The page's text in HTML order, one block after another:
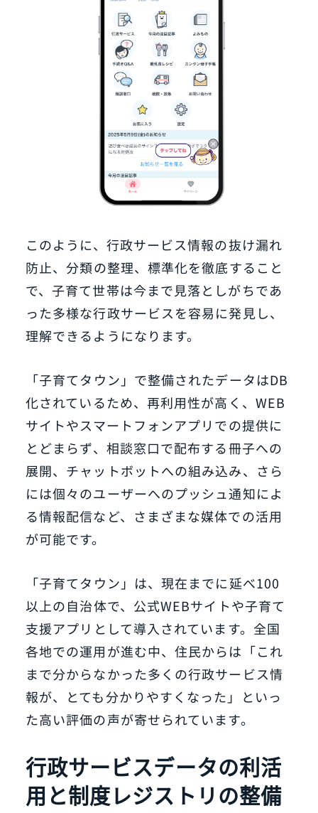
このように、行政サービス情報の抜け漏れ
防止、分類の整理、標準化を徹底すること
で、子育て世帯は今まで見落としがちであ
った多様な行政サービスを容易に発見し、
理解できるようになります。
「子育てタウン」で整備されたデータはDB
化されているため、再利用性が高く、WEB
サイトやスマートフォンアプリでの提供に
とどまらず、相談窓口で配布する冊子への
展開、チャットボットへの組み込み、さら
には個々のユーザーへのプッシュ通知によ
る情報配信など、さまざまな媒体での活用
が可能です。
「子育てタウン」は、現在までに延べ100
以上の自治体で、公式WEBサイトや子育て
支援アプリとして導入されています。全国
各地での運用が進む中、住民からは「これ
まで分からなかった多くの行政サービス情
報が、とても分かりやすくなった」といっ
た高い評価の声が寄せられています。
行政サービスデータの利活
用と制度レジストリの整備